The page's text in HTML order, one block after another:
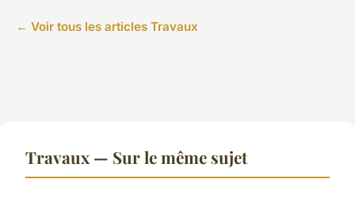
← Voir tous les articles Travaux
Travaux — Sur le même sujet